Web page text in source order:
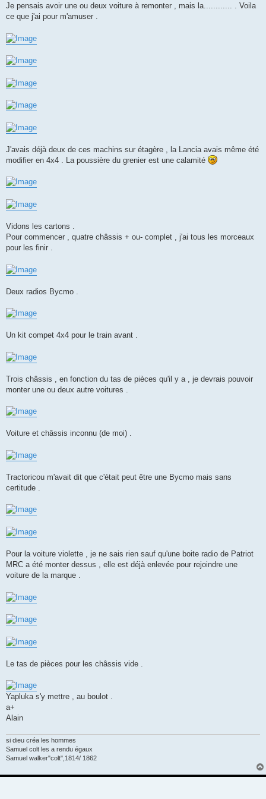
Je pensais avoir une ou deux voiture à remonter , mais la............ . Voila
ce que j'ai pour m'amuser .
J'avais déjà deux de ces machins sur étagère , la Lancia avais même été
modifier en 4x4 . La poussière du grenier est une calamité
Vidons les cartons .
Pour commencer , quatre châssis + ou- complet , j'ai tous les morceaux
pour les finir .
Deux radios Bycmo .
Un kit compet 4x4 pour le train avant .
Trois châssis , en fonction du tas de pièces qu'il y a , je devrais pouvoir
monter une ou deux autre voitures .
Voiture et châssis inconnu (de moi) .
Tractoricou m'avait dit que c'était peut être une Bycmo mais sans
certitude .
Pour la voiture violette , je ne sais rien sauf qu'une boite radio de Patriot
MRC a été monter dessus , elle est déjà enlevée pour rejoindre une
voiture de la marque .
Le tas de pièces pour les châssis vide .
Yapluka s'y mettre , au boulot .
a+
Alain
si dieu créa les hommes
Samuel colt les a rendu égaux
Samuel walker"colt",1814/ 1862